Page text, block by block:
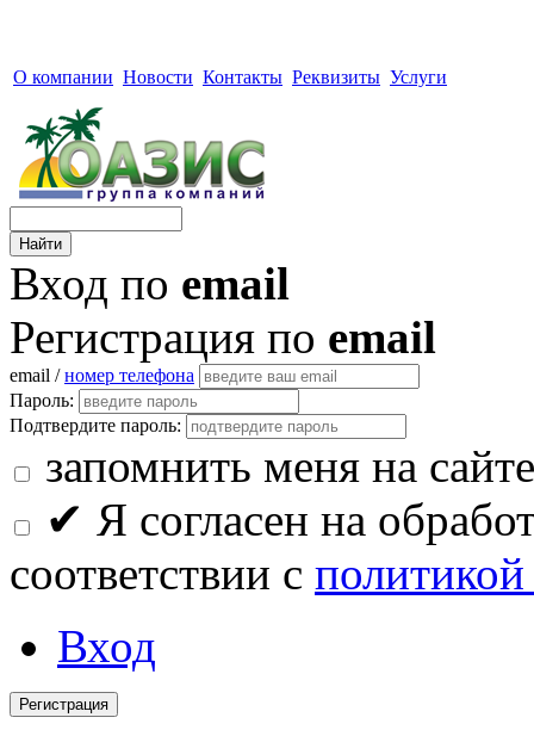
О компании Новости Контакты Реквизиты Услуги
Вход по email
Регистрация по email
email /номер телефона
Пароль:
Подтвердите пароль:
запомнить меня на сайте
✔ Я согласен на
соответствии с
Вход
Регистрация